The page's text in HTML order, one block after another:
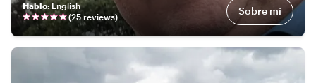
Hablo: English
(25 reviews) Sobre mí